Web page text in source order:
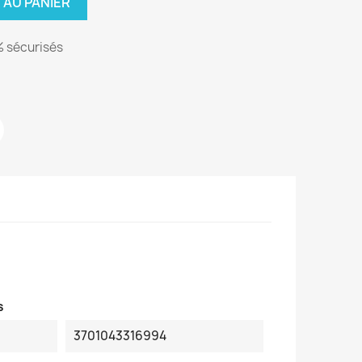
sécurisés
3701043316994